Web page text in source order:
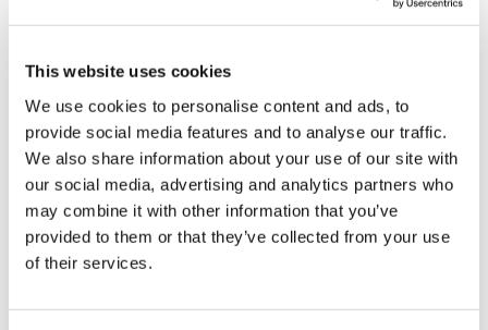
This website uses cookies
We use cookies to personalise content and ads, to
provide social media features and to analyse our traffic.
We also share information about your use of our site with
our social media, advertising and analytics partners who
may combine it with other information that you’ve
provided to them or that they’ve collected from your use
of their services.
Optimal working dilution should be determined by the
For Research Use only
Stockage
(cache)
Format
Liquid
Buffer